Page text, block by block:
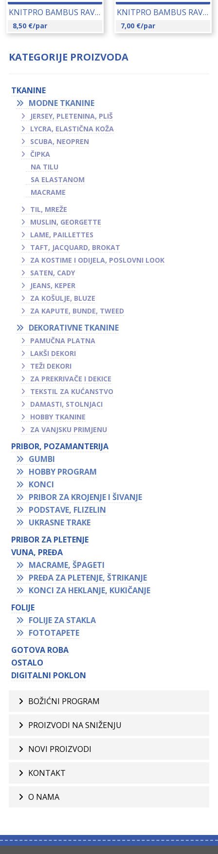
KNITPRO BAMBUS RAVNE IGLE 6.50 MM (22362) 14187
8,50 €/par
KNITPRO BAMBUS RAVNE IGLE 3.00 MM (22355) 14180
7,00 €/par
KATEGORIJE PROIZVODA
TKANINE
MODNE TKANINE
JERSEY, PLETENINA, PLIŠ
LYCRA, ELASTIČNA KOŽA
SCUBA, NEOPREN
ČIPKA
NA TILU
SA ELASTANOM
MACRAME
TIL, MREŽE
MUSLIN, GEORGETTE
LAME, PAILLETTES
TAFT, JACQUARD, BROKAT
ZA KOSTIME I ODIJELA, POSLOVNI LOOK
SATEN, CADY
JEANS, KEPER
ZA KOŠULJE, BLUZE
ZA KAPUTE, BUNDE, TWEED
DEKORATIVNE TKANINE
PAMUČNA PLATNA
LAKŠI DEKORI
TEŽI DEKORI
ZA PREKRIVAČE I DEKICE
TEKSTIL ZA KUĆANSTVO
DAMASTI, STOLNJACI
HOBBY TKANINE
ZA VANJSKU PRIMJENU
PRIBOR, POZAMANTERIJA
GUMBI
HOBBY PROGRAM
KONCI
PRIBOR ZA KROJENJE I ŠIVANJE
PODSTAVE, FLIZELIN
UKRASNE TRAKE
PRIBOR ZA PLETENJE
VUNA, PREĐA
MACRAME, ŠPAGETI
PREĐA ZA PLETENJE, ŠTRIKANJE
KONCI ZA HEKLANJE, KUKIČANJE
FOLIJE
FOLIJE ZA STAKLA
FOTOTAPETE
GOTOVA ROBA
OSTALO
DIGITALNI POKLON
BOŽIĆNI PROGRAM
PROIZVODI NA SNIŽENJU
NOVI PROIZVODI
KONTAKT
O NAMA